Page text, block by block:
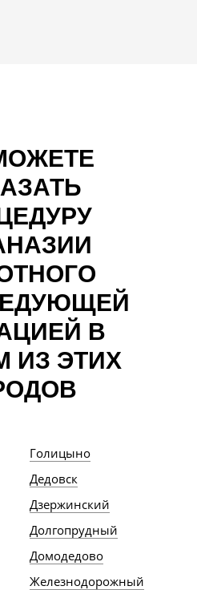
В
ИЗ ЭТИХ
Голицыно
Дедовск
Дзержинский
Долгопрудный
Домодедово
Железнодорожный